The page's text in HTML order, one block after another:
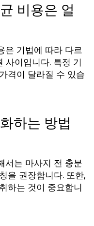
비용은 얼
은 기법에 따라 다르
사이입니다. 특정 기
격이 달라질 수 있습
하는 방법
서는 마사지 전 충분
을 권장합니다. 또한,
하는 것이 중요합니